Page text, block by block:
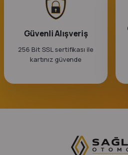
Güvenli Alışveriş
256 Bit SSL sertifikası ile
kartınız güvende